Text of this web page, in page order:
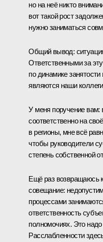
но на неё никто
вот такой рост
нужно заниматься
Общий вывод:
Ответственными за
по динамике
являются наши
У меня поручение
соответственно на
в регионы, мне всё
чтобы руководители
степень собственной
Ещё раз возвращаюсь
совещание:
процессами
ответственность
полномочиях. Это надо
Расслабленности